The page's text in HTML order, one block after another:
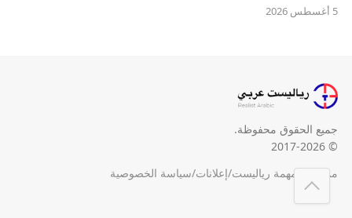
5 أغسطس 2026
جميع الحقوق محفوظة.
© 2017-2026
من نحن/مهمة رياليست/إعلانات/سياسة الخصوصية